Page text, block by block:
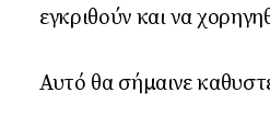
εγκριθούν και να
Αυτό θα σήμαινε